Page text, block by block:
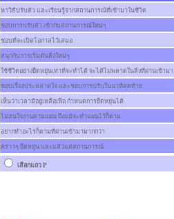
หาวิธีปรับตัว และเรียนรู้จากสถานการณ์ที่เข้ามาในชีวิต
ชอบการปรับตัว เข้ากับสถานการณ์ใหม่ๆ
ชอบที่จะเปิดโอกาสไว้เสมอ
สนุกกับการเริ่มต้นสิ่งใหม่ๆ
ใช้ชีวิตอย่างยืดหยุ่นเท่าที่จะทำได้ จะได้ไม่พลาดในสิ่งที่ผ่านเข้ามา
ชอบเรื่องประหลาดใจ และชอบการปรับในนาทีสุดท้าย
เห็นว่าเวลามีอยู่เหลือเฟือ กำหนดการยืดหยุ่นได้
ไม่สนใจงานตามแผน ถึงแม้จะทำแผนไว้ก็ตาม
อยากทำอะไรก็ตามที่ผ่านเข้ามามากกว่า
คร่าวๆ ยืดหยุ่น และแล้วแต่สถานการณ์
เลือกแถว P